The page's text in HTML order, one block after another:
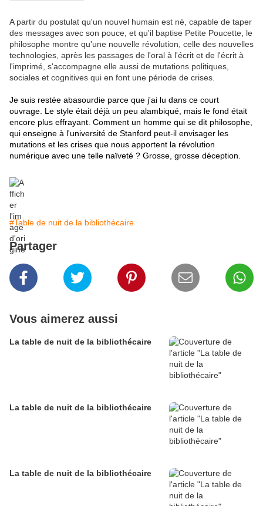
A partir du postulat qu'un nouvel humain est né, capable de taper
des messages avec son pouce, et qu'il baptise Petite Poucette, le
philosophe montre qu'une nouvelle révolution, celle des nouvelles
technologies, après les passages de l'oral à l'écrit et de l'écrit à
l'imprimé, s'accompagne elle aussi de mutations politiques,
sociales et cognitives qui en font une période de crises.
Je suis restée abasourdie parce que j'ai lu dans ce court
ouvrage. Le style était déjà un peu alambiqué, mais le fond était
encore plus effrayant. Comment un homme qui se dit philosophe,
qui enseigne à l'université de Stanford peut-il envisager les
mutations et les crises que nous apportent la révolution
numérique avec une telle naïveté ? Grosse, grosse déception.
#Table de nuit de la bibliothécaire
Partager
Vous aimerez aussi
La table de nuit de la bibliothécaire
La table de nuit de la bibliothécaire
La table de nuit de la bibliothécaire